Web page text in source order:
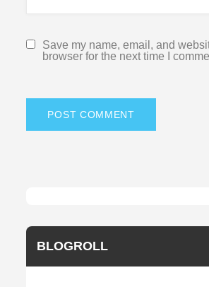
Save my name, email, and
browser for the next time I
BLOGROLL